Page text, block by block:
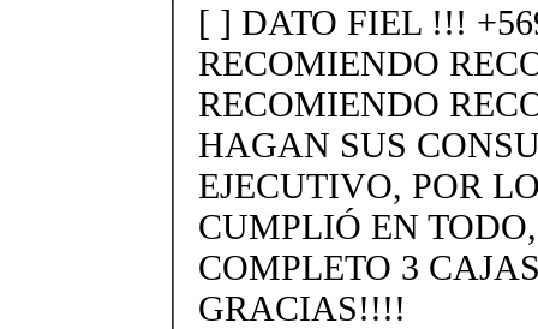
[ ] DATO FIEL !!!
RECOMIENDO
RECOMIENDO
HAGAN SUS
EJECUTIVO, POR
CUMPLIÓ EN
COMPLETO 3
GRACIAS!!!!